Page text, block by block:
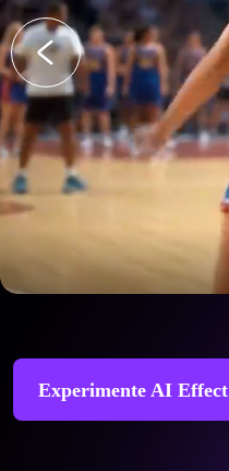
Experimente AI